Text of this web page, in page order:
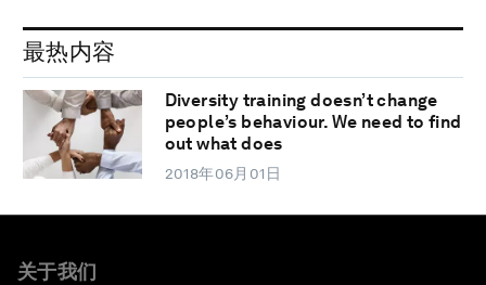
最热内容
Diversity training doesn’t change
people’s behaviour. We need to find
out what does
2018年06月01日
关于我们